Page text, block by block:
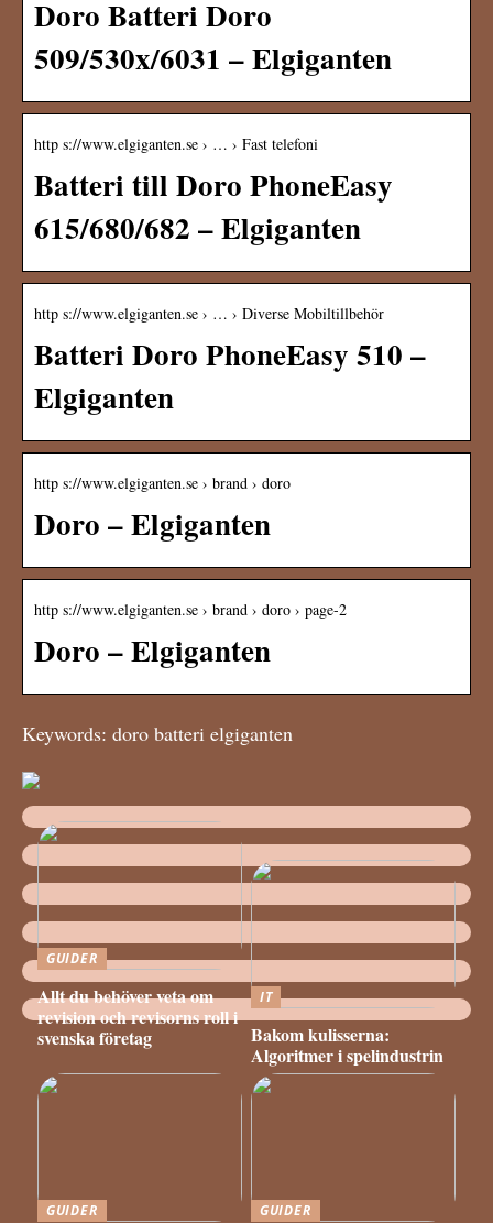
Doro Batteri Doro
509/530x/6031 – Elgiganten
http s://www.elgiganten.se › … › Fast telefoni
Batteri till Doro PhoneEasy
615/680/682 – Elgiganten
http s://www.elgiganten.se › … › Diverse Mobiltillbehör
Batteri Doro PhoneEasy 510 –
Elgiganten
http s://www.elgiganten.se › brand › doro
Doro – Elgiganten
http s://www.elgiganten.se › brand › doro › page-2
Doro – Elgiganten
Keywords: doro batteri elgiganten
GUIDER
Allt du behöver veta om
revision och revisorns roll i
svenska företag
IT
Bakom kulisserna:
Algoritmer i spelindustrin
GUIDER GUIDER